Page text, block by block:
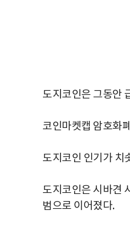
도지코인은 그동안
코인마켓캡 암호화
도지코인 인기가 치
도지코인은 시바견
범으로 이어졌다.